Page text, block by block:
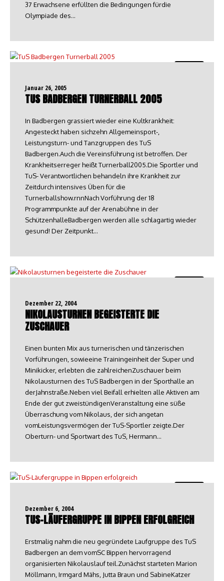
37 Erwachsene erfüllten die Bedingungen fürdie
Olympiade des…
Januar 26, 2005
TUS BADBERGEN TURNERBALL 2005
In Badbergen grassiert wieder eine Kultkrankheit:
Angesteckt haben sichzehn Allgemeinsport-,
Leistungsturn- und Tanzgruppen des TuS
Badbergen.Auch die Vereinsführung ist betroffen. Der
Krankheitserreger heißt Turnerball2005.Die Sportler und
TuS- Verantwortlichen behandeln ihre Krankheit zur
Zeitdurch intensives Üben für die
Turnerballshow.rnnNach Vorführung der 18
Programmpunkte auf der Arenabühne in der
SchützenhalleBadbergen werden alle schlagartig wieder
gesund! Der Zeitpunkt…
Dezember 22, 2004
NIKOLAUSTURNEN BEGEISTERTE DIE
ZUSCHAUER
Einen bunten Mix aus turnerischen und tänzerischen
Vorführungen, sowieeine Trainingeinheit der Super und
Minikicker, erlebten die zahlreichenZuschauer beim
Nikolausturnen des TuS Badbergen in der Sporthalle an
derJahnstraße.Neben viel Beifall erhielten alle Aktiven am
Ende der gut zweistündigenVeranstaltung eine süße
Überraschung vom Nikolaus, der sich angetan
vomLeistungsvermögen der TuS-Sportler zeigte.Der
Oberturn- und Sportwart des TuS, Hermann…
Dezember 6, 2004
TUS-LÄUFERGRUPPE IN BIPPEN ERFOLGREICH
Erstmalig nahm die neu gegründete Laufgruppe des TuS
Badbergen an dem vomSC Bippen hervorragend
organisierten Nikolauslauf teil.Zunächst starteten Marion
Möllmann, Irmgard Mähs, Jutta Braun und SabineKatzer